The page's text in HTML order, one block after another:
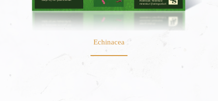
Echinacea